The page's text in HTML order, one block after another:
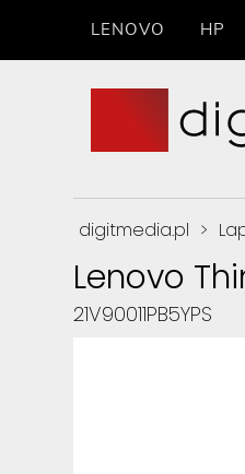
LENOVO HP
digitmedia.pl >
Lenovo
21V90011PB5YPS